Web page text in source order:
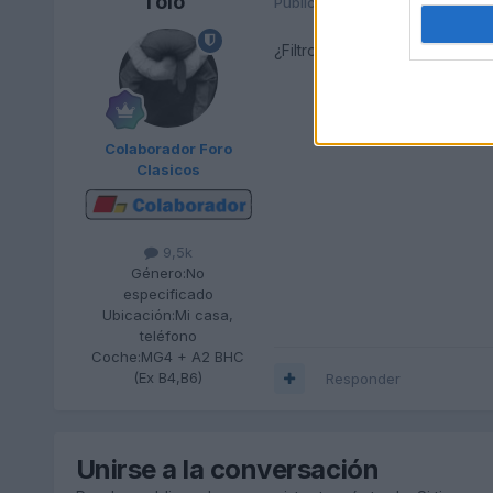
Colaborador Foro
Clasicos
9,5k
Género:No
especificado
Ubicación:Mi casa,
teléfono
Coche:MG4 + A2 BHC
(Ex B4,B6)
¿Filtro de combustible?
Responder
Unirse a la conversación